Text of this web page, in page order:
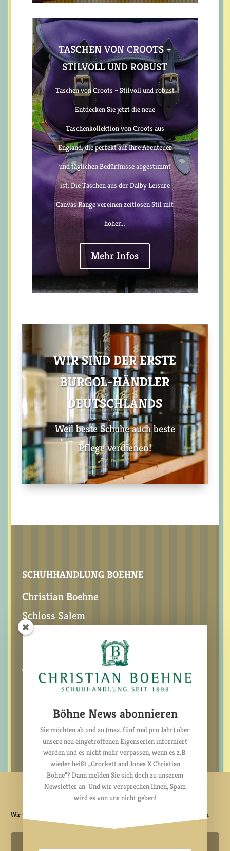
Cookie-Zustimmung verwalten
Wir verwenden Cookies, um unsere Website und unseren Service zu optimieren.
TASCHEN VON CROOTS –
STILVOLL UND ROBUST
Taschen von Croots – Stilvoll und robust
Entdecken Sie jetzt die neue
Taschenkollektion von Croots aus
England, die perfekt auf Ihre Abenteuer
und täglichen Bedürfnisse abgestimmt
ist. Die Taschen aus der Dalby Leisure
Canvas Range vereinen zeitlosen Stil mit
hoher…
Mehr Infos
WIR SIND DER ERSTE
BURGOL-HÄNDLER
DEUTSCHLANDS
Weil beste Schuhe auch beste
Pflege verdienen!
SCHUHHANDLUNG BOEHNE
Christian Boehne
Schloss Salem
Marstallgebäude
88682 Salem
Telefon +49 7553 323
Email:
info@schuhhandlung-boehne.de
SAISON-ÖFFNUNGSZEITEN
28. März 2026 bis 24. Oktober 2026
Mo./Di./Do./Fr./Sa. 10 bis 18 Uhr
Böhne News abonnieren
Sie möchten ab und zu (max. fünf mal pro Jahr) über
unsere neu eingetroffenen Eigenserien informiert
werden und es nicht mehr verpassen, wenn es z.B.
wieder heißt „Crockett and Jones X Christian
Böhne“? Dann melden Sie sich doch zu unserem
Newsletter an. Und wir versprechen Ihnen, Spam
wird es von uns nicht geben!